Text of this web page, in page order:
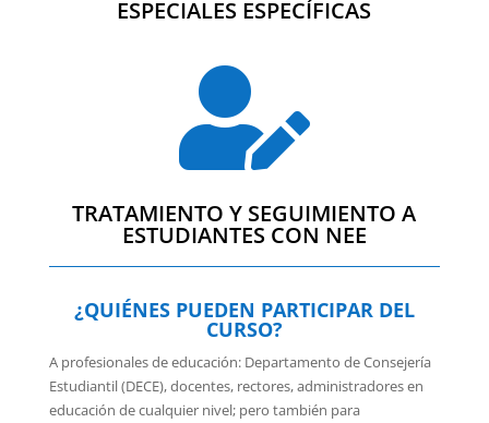
ESPECIALES ESPECÍFICAS

TRATAMIENTO Y SEGUIMIENTO A
ESTUDIANTES CON NEE
¿QUIÉNES PUEDEN PARTICIPAR DEL
CURSO?
A profesionales de educación: Departamento de Consejería
Estudiantil (DECE), docentes, rectores, administradores en
educación de cualquier nivel; pero también para